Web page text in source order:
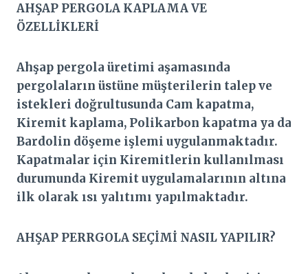
AHŞAP PERGOLA KAPLAMA VE
ÖZELLİKLERİ
Ahşap pergola üretimi aşamasında
pergolaların üstüne müşterilerin talep ve
istekleri doğrultusunda Cam kapatma,
Kiremit kaplama, Polikarbon kapatma ya da
Bardolin döşeme işlemi uygulanmaktadır.
Kapatmalar için Kiremitlerin kullanılması
durumunda Kiremit uygulamalarının altına
ilk olarak ısı yalıtımı yapılmaktadır.
AHŞAP PERRGOLA SEÇİMİ NASIL YAPILIR?